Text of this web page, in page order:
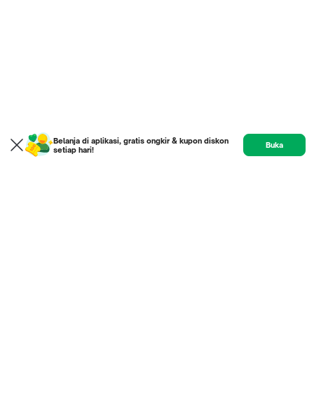
Belanja di aplikasi, gratis ongkir & kupon diskon
setiap hari!
Buka